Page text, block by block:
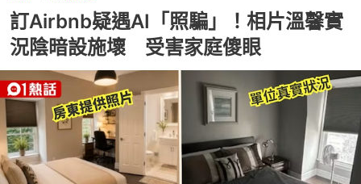
訂Airbnb疑遇AI「照騙」！相片溫馨實
況陰暗設施壞 受害家庭傻眼